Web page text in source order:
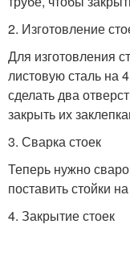
2. Изготовление
Для изготовления
листовую сталь на
сделать два
закрыть их
3. Сварка стоек
Теперь нужно
поставить стойки
4. Закрытие стоек